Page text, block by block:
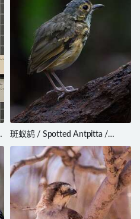
斑蚁鸫 / Spotted Antpitta /
Hylopezus macularius